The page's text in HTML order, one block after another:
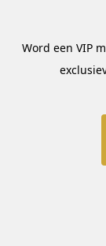
Word een VIP